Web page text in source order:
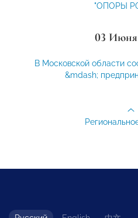
"ОПОРЫ
03 Июня
В Московской области
&mdash;